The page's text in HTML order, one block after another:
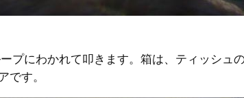
プにわかれて叩きます。箱は、ティッシュ
です。